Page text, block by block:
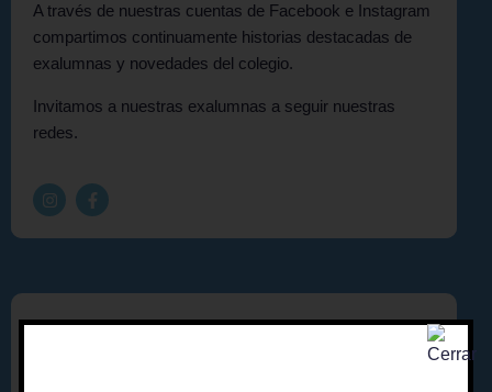
A través de nuestras cuentas de Facebook e Instagram
compartimos continuamente historias destacadas de
exalumnas y novedades del colegio.
Invitamos a nuestras exalumnas a seguir nuestras
redes.
Voluntariados: